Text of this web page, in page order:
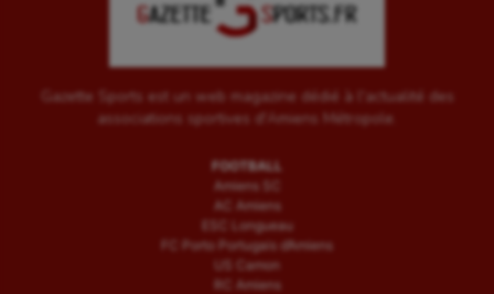
Water-polo
Gazette Sports est un web magazine dédié à l'actualité des
associations sportives d'Amiens Métropole.
FOOTBALL
Amiens SC
AC Amiens
ESC Longueau
FC Porto Portugais d’Amiens
US Camon
RC Amiens